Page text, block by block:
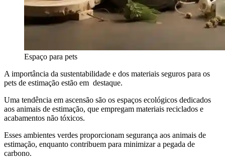
Espaço para pets
A importância da sustentabilidade e dos materiais seguros para os
pets de estimação estão em destaque.
Uma tendência em ascensão são os espaços ecológicos dedicados
aos animais de estimação, que empregam materiais reciclados e
acabamentos não tóxicos.
Esses ambientes verdes proporcionam segurança aos animais de
estimação, enquanto contribuem para minimizar a pegada de
carbono.